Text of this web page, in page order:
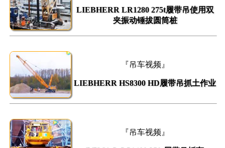
LIEBHERR LR1280 275t履带吊使用双
夹振动锤拔圆筒桩
『吊车视频』
LIEBHERR HS8300 HD履带吊抓土作业
『吊车视频』